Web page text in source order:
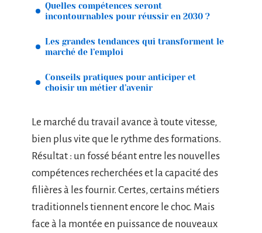
Quelles compétences seront
incontournables pour réussir en 2030 ?
Les grandes tendances qui transforment le
marché de l’emploi
Conseils pratiques pour anticiper et
choisir un métier d’avenir
Le marché du travail avance à toute vitesse,
bien plus vite que le rythme des formations.
Résultat : un fossé béant entre les nouvelles
compétences recherchées et la capacité des
filières à les fournir. Certes, certains métiers
traditionnels tiennent encore le choc. Mais
face à la montée en puissance de nouveaux